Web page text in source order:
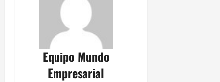
Equipo Mundo
Empresarial